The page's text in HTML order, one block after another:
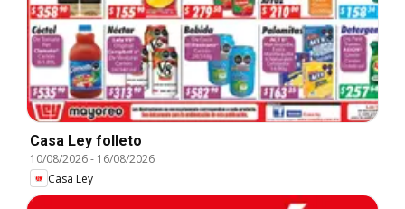
Casa Ley folleto
10/08/2026- 16/08/2026
Casa Ley